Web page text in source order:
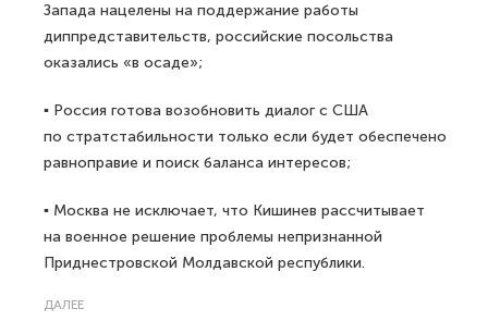
Запада нацелены на поддержание работы
диппредставительств, российские посольства
оказались «в осаде»;
▪ Россия готова возобновить диалог с США
по стратстабильности только если будет обеспечено
равноправие и поиск баланса интересов;
▪ Москва не исключает, что Кишинев рассчитывает
на военное решение проблемы непризнанной
Приднестровской Молдавской республики.
ДАЛЕЕ